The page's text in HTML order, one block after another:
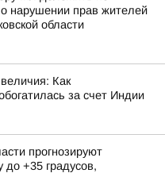
нарушении прав жителей
области
Как
за счет Индии
прогнозируют
+35 градусов,